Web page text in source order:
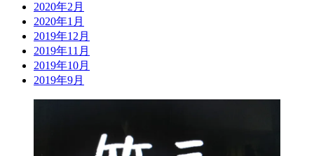
2020年2月
2020年1月
2019年12月
2019年11月
2019年10月
2019年9月